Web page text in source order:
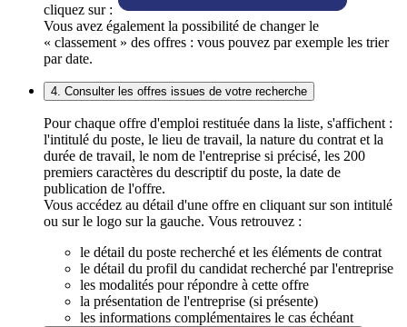
cliquez sur :
Vous avez également la possibilité de changer le
« classement » des offres : vous pouvez par exemple les trier
par date.
4. Consulter les offres issues de votre recherche
Pour chaque offre d'emploi restituée dans la liste, s'affichent :
l'intitulé du poste, le lieu de travail, la nature du contrat et la
durée de travail, le nom de l'entreprise si précisé, les 200
premiers caractères du descriptif du poste, la date de
publication de l'offre.
Vous accédez au détail d'une offre en cliquant sur son intitulé
ou sur le logo sur la gauche. Vous retrouvez :
le détail du poste recherché et les éléments de contrat
le détail du profil du candidat recherché par l'entreprise
les modalités pour répondre à cette offre
la présentation de l'entreprise (si présente)
les informations complémentaires le cas échéant